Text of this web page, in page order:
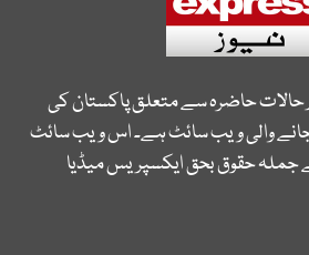
حالات حاضرہ سے متعلق پاکستان کی
والی ویب سائٹ ہے۔ اس ویب سائٹ
جملہ حقوق بحق ایکسپریس میڈیا